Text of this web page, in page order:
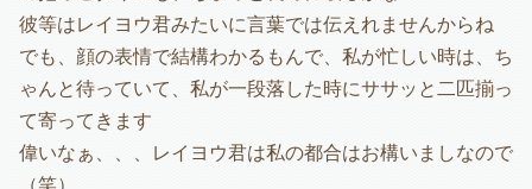
彼等はレイヨウ君みたいに言葉では伝えれませんからね
でも、顔の表情で結構わかるもんで、私が忙しい時は、ち
ゃんと待っていて、私が一段落した時にササッと二匹揃っ
て寄ってきます
偉いなぁ、、、レイヨウ君は私の都合はお構いましなので
（笑）